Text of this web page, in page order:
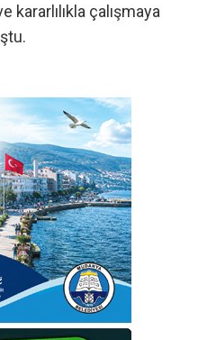
kararlılıkla çalışmaya